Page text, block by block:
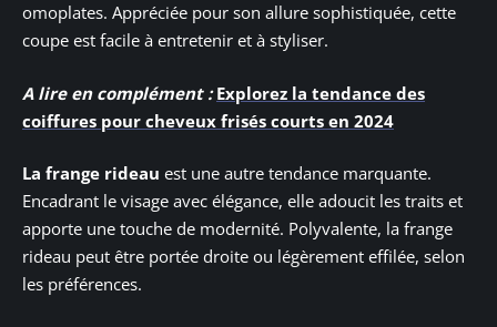
omoplates. Appréciée pour son allure sophistiquée, cette
coupe est facile à entretenir et à styliser.
A lire en complément : Explorez la tendance des
coiffures pour cheveux frisés courts en 2024
La frange rideau est une autre tendance marquante.
Encadrant le visage avec élégance, elle adoucit les traits et
apporte une touche de modernité. Polyvalente, la frange
rideau peut être portée droite ou légèrement effilée, selon
les préférences.